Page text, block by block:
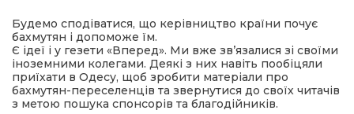
Будемо сподіватися, що керівництво країни почує
бахмутян і допоможе їм.
Є ідеї і у гезети «Вперед». Ми вже зв’язалися зі своїми
іноземними колегами. Деякі з них навіть пообіцяли
приїхати в Одесу, щоб зробити матеріали про
бахмутян-переселенців та звернутися до своїх читачів
з метою пошука спонсорів та благодійників.